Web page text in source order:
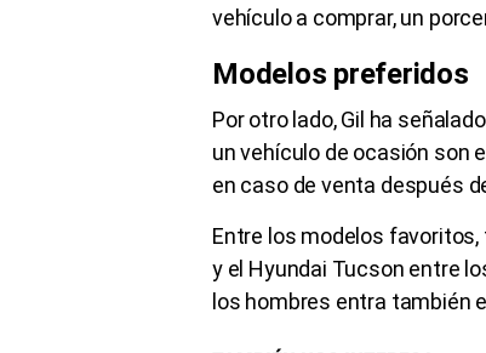
vehículo a comprar, un
Modelos preferidos
Por otro lado, Gil ha
un vehículo de ocasión son
en caso de venta después
Entre los modelos
y el Hyundai Tucson entre
los hombres entra también